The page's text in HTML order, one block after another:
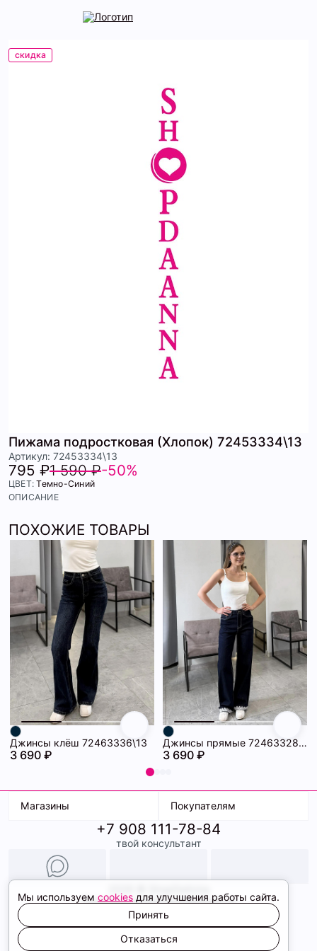
скидка
Пижама подростковая (Хлопок) 72453334\13
Артикул: 72453334\13
795 ₽1 590 ₽-50%
ЦВЕТ:Темно-Синий
ОПИСАНИЕ
ПОХОЖИЕ ТОВАРЫ
Джинсы клёш 72463336\13
3 690 ₽
Джинсы прямые 72463328\13
3 690 ₽
Магазины
ТК Терминал
ТРК Континент
Покупателям
Доставка
Условия оплаты
Образы
+7 908 111-78-84
твой консультант
Политика конфиденциальности
Соглашение cookie
Сайт создали
Мы используем cookies для улучшения работы сайта.
Принять
Отказаться